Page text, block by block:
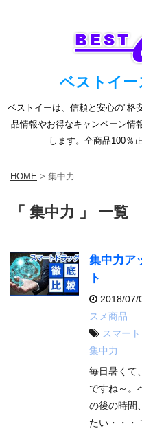
ベストイ
ベストイーは、信頼と安心の"格
品情報やお得なキャンペーン情
します。全商品100％
HOME > 集中力
「 集中力 」 一覧
集中力ア
ト
2018/07/
スメ商品
スマー
集中力
毎日暑くて
ですね～。
の後の時間
たい・・・